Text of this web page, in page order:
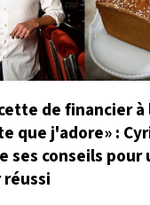
de financier à
que j'adore» :
ses conseils pour